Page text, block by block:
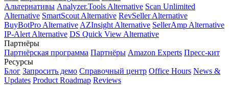
Альтернативы Analyzer.Tools Alternative Scan Unlimited
Alternative SmartScout Alternative RevSeller Alternative
BuyBotPro Alternative AZInsight Alternative SellerAmp Alternative
IP-Alert Alternative DS Quick View Alternative
Партнёры
Партнёрская программа Партнёры Amazon Experts Пресс-кит
Ресурсы
Блог Запросить демо Справочный центр Office Hours News &
Updates Product Roadmap Reviews